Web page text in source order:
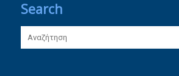
Search